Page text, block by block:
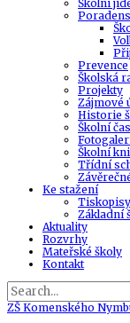
Školní
Prevence
Školská
Projekty
Zájmové
Historie
Školní
Školní
Třídní
Ke stažení
Základní
Aktuality
Rozvrhy
Mateřské školy
Kontakt
ZŠ Komenského